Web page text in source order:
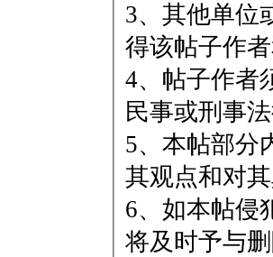
3、其他单位
得该帖子作
4、帖子作者
民事或刑事
5、本帖部分
其观点和对
6、如本帖侵
将及时予与